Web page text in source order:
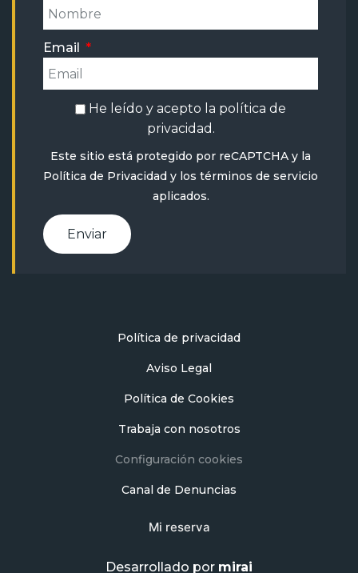
Email
He leído y acepto la política de
privacidad .
Este sitio está protegido por reCAPTCHA y la
Política de Privacidad y los términos de servicio
aplicados.
Enviar
Política de privacidad
Aviso Legal
Política de Cookies
Trabaja con nosotros
Configuración cookies
Canal de Denuncias
Mi reserva
Desarrollado por mirai